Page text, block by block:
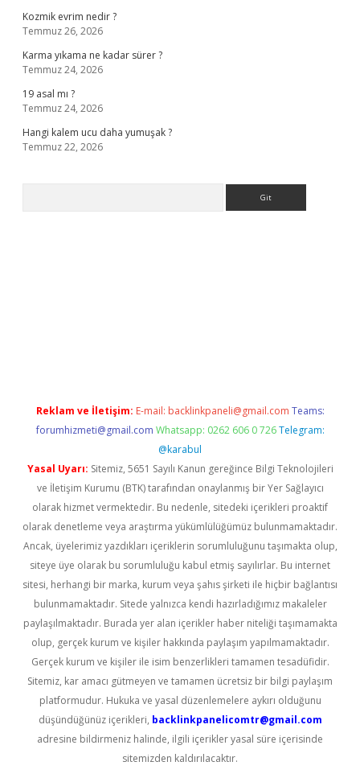
Kozmik evrim nedir ?
Temmuz 26, 2026
Karma yıkama ne kadar sürer ?
Temmuz 24, 2026
19 asal mı ?
Temmuz 24, 2026
Hangi kalem ucu daha yumuşak ?
Temmuz 22, 2026
Reklam ve İletişim: E-mail: backlinkpaneli@gmail.com Teams:
forumhizmeti@gmail.com Whatsapp: 0262 606 0 726 Telegram:
@karabul
Yasal Uyarı: Sitemiz, 5651 Sayılı Kanun gereğince Bilgi Teknolojileri
ve İletişim Kurumu (BTK) tarafından onaylanmış bir Yer Sağlayıcı
olarak hizmet vermektedir. Bu nedenle, sitedeki içerikleri proaktif
olarak denetleme veya araştırma yükümlülüğümüz bulunmamaktadır.
Ancak, üyelerimiz yazdıkları içeriklerin sorumluluğunu taşımakta olup,
siteye üye olarak bu sorumluluğu kabul etmiş sayılırlar. Bu internet
sitesi, herhangi bir marka, kurum veya şahıs şirketi ile hiçbir bağlantısı
bulunmamaktadır. Sitede yalnızca kendi hazırladığımız makaleler
paylaşılmaktadır. Burada yer alan içerikler haber niteliği taşımamakta
olup, gerçek kurum ve kişiler hakkında paylaşım yapılmamaktadır.
Gerçek kurum ve kişiler ile isim benzerlikleri tamamen tesadüfidir.
Sitemiz, kar amacı gütmeyen ve tamamen ücretsiz bir bilgi paylaşım
platformudur. Hukuka ve yasal düzenlemelere aykırı olduğunu
düşündüğünüz içerikleri, backlinkpanelicomtr@gmail.com
adresine bildirmeniz halinde, ilgili içerikler yasal süre içerisinde
sitemizden kaldırılacaktır.